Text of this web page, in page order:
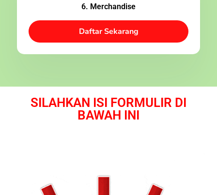
6. Merchandise
Daftar Sekarang
SILAHKAN ISI FORMULIR DI
BAWAH INI